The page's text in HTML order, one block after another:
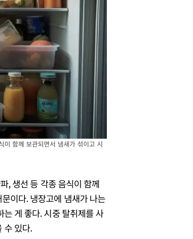
함께 보관되면서 냄새가 섞이고 시
, 생선 등 각종 음식이 함께
이다. 냉장고에 냄새가 나는
게 좋다. 시중 탈취제를 사
수 있다.